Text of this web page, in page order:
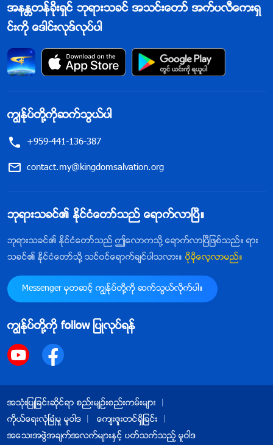
အနႏၲတန္ခိုးရွင္ ဘုရားသခင္ အသင္းေတာ္ အက္ပလီေကးရွ
င္းကို ေဒါင္းလုဒ္လုပ္ပါ
ကြၽန္ုပ္တို႔ကိုဆက္သြယ္ပါ
+959-441-136-387
contact.my@kingdomsalvation.org
ဘုရားသခင္၏ ႏိုင္ငံေတာ္သည္ ေရာက္လာၿပီ။
ဘုရားသခင္၏ ႏိုင္ငံေတာ္သည္ ဤေလာကသို႔ ေရာက္လာၿပီျဖစ္သည္။ ရား
သခင္၏ ႏိုင္ငံေတာ္သို႔ သင္ဝင္ေရာက္ခ်င္ပါသလား။ ပိုမိုေလ့လာမည္။
Messenger မွတဆင့္ ကြၽန္ုပ္တို႔ကို ဆက္သြယ္လိုက္ပါ။
ကြၽန္ုပ္တို႔ကို follow ျပဳလုပ္ရန္
အသုံးျပဳျခင္းဆိုင္ရာ စည္းမ်ဥ္းစည္းကမ္းမ်ား
ကိုယ္ေရးလုံၿခဳံမႈ မူဝါဒ
ေက်းဇူးတင္ရွိျခင္း
အေသးအဖြဲအခ်က္အလက္မ်ားႏွင့္ ပတ္သက္သည့္ မူဝါဒ